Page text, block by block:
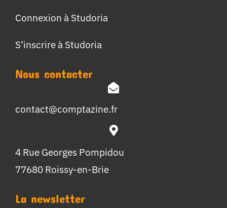
Connexion à Studoria
S’inscrire à Studoria
Nous contacter
contact@comptazine.fr
4 Rue Georges Pompidou
77680 Roissy-en-Brie
La newsletter